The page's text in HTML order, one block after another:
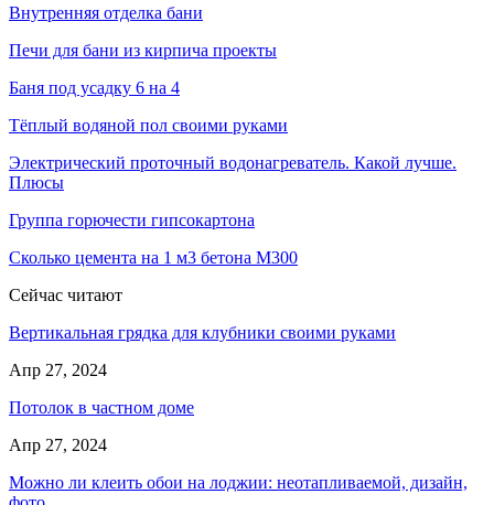
Внутренняя отделка бани
Печи для бани из кирпича проекты
Баня под усадку 6 на 4
Тёплый водяной пол своими руками
Электрический проточный водонагреватель. Какой лучше.
Плюсы
Группа горючести гипсокартона
Сколько цемента на 1 м3 бетона М300
Сейчас читают
Вертикальная грядка для клубники своими руками
Апр 27, 2024
Потолок в частном доме
Апр 27, 2024
Можно ли клеить обои на лоджии: неотапливаемой, дизайн,